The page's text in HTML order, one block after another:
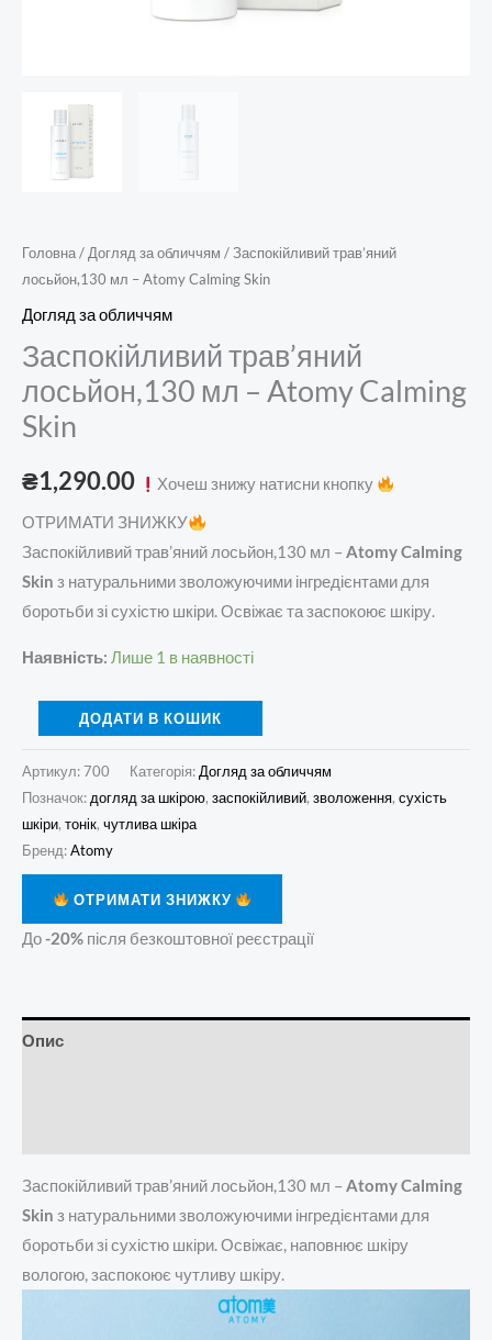
Головна/Догляд за обличчям / Заспокійливий трав’яний
лосьйон,130 мл – Atomy Calming Skin
Догляд за обличчям
Заспокійливий трав’яний
лосьйон,130 мл – Atomy Calming
Skin
₴1,290.00 Хочеш знижу натисни кнопку
ОТРИМАТИ ЗНИЖКУ
Заспокійливий трав’яний лосьйон,130 мл – Atomy Calming
Skin з натуральними зволожуючими інгредієнтами для
боротьби зі сухістю шкіри. Освіжає та заспокоює шкіру.
Наявність: Лише 1 в наявності
ДОДАТИ В КОШИК
Артикул:700 Категорія: Догляд за обличчям
Позначок: догляд за шкірою, заспокійливий, зволоження, сухість
шкіри, тонік, чутлива шкіра
Бренд:Atomy
ОТРИМАТИ ЗНИЖКУ
До-20% після безкоштовної реєстрації
Опис
Заспокійливий трав’яний лосьйон,130 мл – Atomy Calming
Skin з натуральними зволожуючими інгредієнтами для
боротьби зі сухістю шкіри. Освіжає, наповнює шкіру
вологою, заспокоює чутливу шкіру.